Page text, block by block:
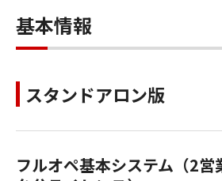
基本情報
スタンドアロン版
フルオペ基本システム（2